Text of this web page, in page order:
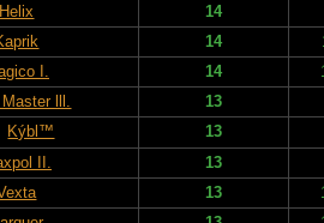
Helix
14
14
I. 14
lll.
13
Kýbl™
13
II.
13
13